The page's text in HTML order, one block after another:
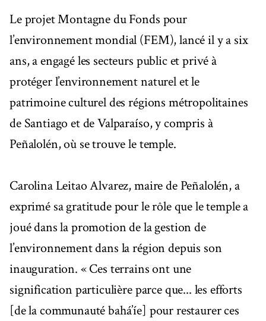
Le projet Montagne du Fonds pour
l’environnement mondial (FEM), lancé il y a six
ans, a engagé les secteurs public et privé à
protéger l’environnement naturel et le
patrimoine culturel des régions métropolitaines
de Santiago et de Valparaíso, y compris à
Peñalolén, où se trouve le temple.
Carolina Leitao Alvarez, maire de Peñalolén, a
exprimé sa gratitude pour le rôle que le temple a
joué dans la promotion de la gestion de
l’environnement dans la région depuis son
inauguration. « Ces terrains ont une
signification particulière parce que... les efforts
[de la communauté bahá’íe] pour restaurer ces